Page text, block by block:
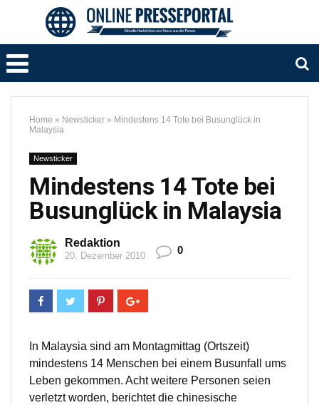
Home » Newsticker » Mindestens 14 Tote bei Busunglück in
Malaysia
Newsticker
Mindestens 14 Tote bei
Busunglück in Malaysia
Redaktion
20. Dezember 2010 0
In Malaysia sind am Montagmittag (Ortszeit)
mindestens 14 Menschen bei einem Busunfall ums
Leben gekommen. Acht weitere Personen seien
verletzt worden, berichtet die chinesische